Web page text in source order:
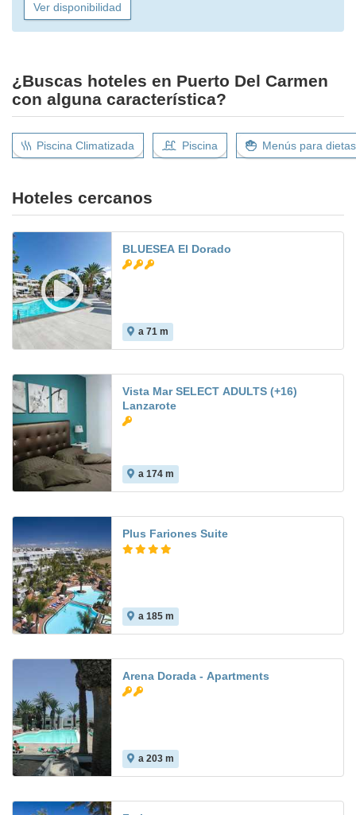
Ver disponibilidad
¿Buscas hoteles en Puerto Del Carmen
con alguna característica?
Piscina Climatizada Piscina Menús para
Hoteles cercanos
BLUESEA El Dorado
a 71 m
Vista Mar SELECT ADULTS (+16)
Lanzarote
a 174 m
Plus Fariones Suite
a 185 m
Arena Dorada - Apartments
a 203 m